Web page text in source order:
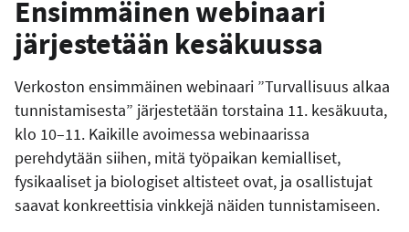
Ensimmäinen webinaari
järjestetään kesäkuussa
Verkoston ensimmäinen webinaari ”Turvallisuus alkaa
tunnistamisesta” järjestetään torstaina 11. kesäkuuta,
klo 10–11. Kaikille avoimessa webinaarissa
perehdytään siihen, mitä työpaikan kemialliset,
fysikaaliset ja biologiset altisteet ovat, ja osallistujat
saavat konkreettisia vinkkejä näiden tunnistamiseen.